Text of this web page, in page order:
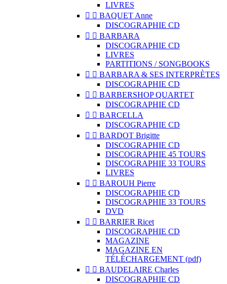
LIVRES
  BAQUET Anne
DISCOGRAPHIE CD
  BARBARA
DISCOGRAPHIE CD
LIVRES
PARTITIONS / SONGBOOKS
  BARBARA & SES INTERPRÈTES
DISCOGRAPHIE CD
  BARBERSHOP QUARTET
DISCOGRAPHIE CD
  BARCELLA
DISCOGRAPHIE CD
  BARDOT Brigitte
DISCOGRAPHIE CD
DISCOGRAPHIE 45 TOURS
DISCOGRAPHIE 33 TOURS
LIVRES
  BAROUH Pierre
DISCOGRAPHIE CD
DISCOGRAPHIE 33 TOURS
DVD
  BARRIER Ricet
DISCOGRAPHIE CD
MAGAZINE
MAGAZINE EN
TÉLÉCHARGEMENT (pdf)
  BAUDELAIRE Charles
DISCOGRAPHIE CD